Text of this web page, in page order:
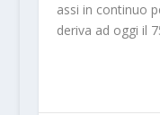
assi in continuo
deriva ad oggi il